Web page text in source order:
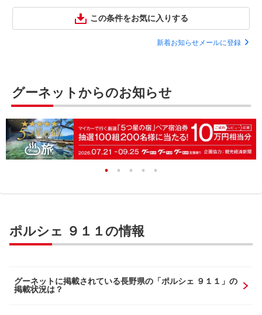
この条件をお気に入りする
新着お知らせメールに登録
グーネットからのお知らせ
ポルシェ ９１１の情報
グーネットに掲載されている長野県の「ポルシェ ９１１」の
掲載状況は？